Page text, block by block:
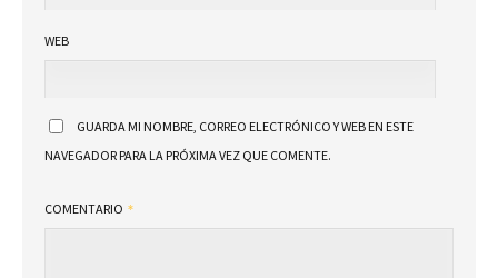
WEB
GUARDA MI NOMBRE, CORREO ELECTRÓNICO Y WEB EN ESTE
NAVEGADOR PARA LA PRÓXIMA VEZ QUE COMENTE.
COMENTARIO